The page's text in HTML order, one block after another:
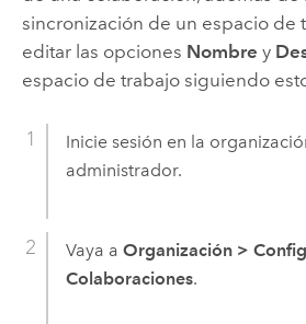
sincronización de un espacio de
editar las opciones Nombre y
espacio de trabajo siguiendo
Inicie sesión en la
administrador.
Vaya a Organización >
Colaboraciones.